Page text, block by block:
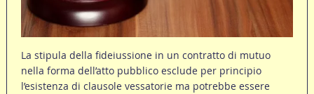
La stipula della fideiussione in un contratto di mutuo
nella forma dell’atto pubblico esclude per principio
l’esistenza di clausole vessatorie ma potrebbe essere